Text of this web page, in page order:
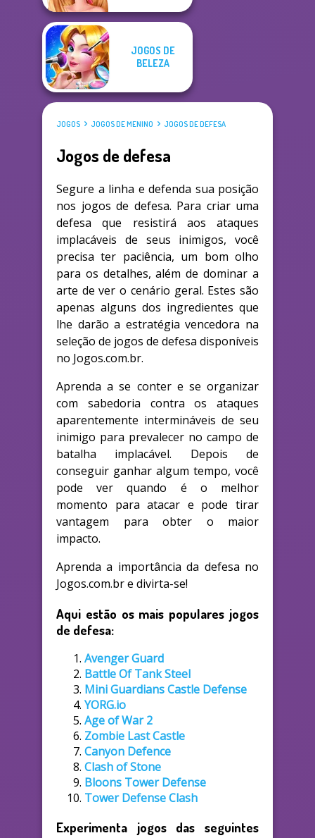
JOGOS DE
BELEZA
JOGOS JOGOS DE MENINO JOGOS DE DEFESA
Jogos de defesa
Segure a linha e defenda sua posição
nos jogos de defesa. Para criar uma
defesa que resistirá aos ataques
implacáveis de seus inimigos, você
precisa ter paciência, um bom olho
para os detalhes, além de dominar a
arte de ver o cenário geral. Estes são
apenas alguns dos ingredientes que
lhe darão a estratégia vencedora na
seleção de jogos de defesa disponíveis
no Jogos.com.br.
Aprenda a se conter e se organizar
com sabedoria contra os ataques
aparentemente intermináveis de seu
inimigo para prevalecer no campo de
batalha implacável. Depois de
conseguir ganhar algum tempo, você
pode ver quando é o melhor
momento para atacar e pode tirar
vantagem para obter o maior
impacto.
Aprenda a importância da defesa no
Jogos.com.br e divirta-se!
Aqui estão os mais populares jogos
de defesa:
Avenger Guard
Battle Of Tank Steel
Mini Guardians Castle Defense
YORG.io
Age of War 2
Zombie Last Castle
Canyon Defence
Clash of Stone
Bloons Tower Defense
Tower Defense Clash
Experimenta jogos das seguintes